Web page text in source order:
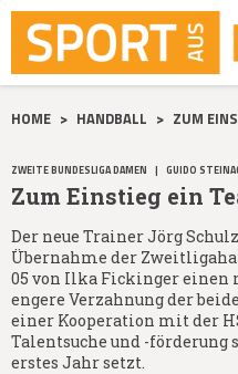
HOME > HANDBALL > ZUM
ZWEITE BUNDESLIGA DAMEN | GUIDO
Zum Einstieg ein
Der neue Trainer Jörg
Übernahme der
05 von Ilka Fickinger einen
engere Verzahnung der
einer Kooperation mit der
Talentsuche und -förderung
erstes Jahr setzt.